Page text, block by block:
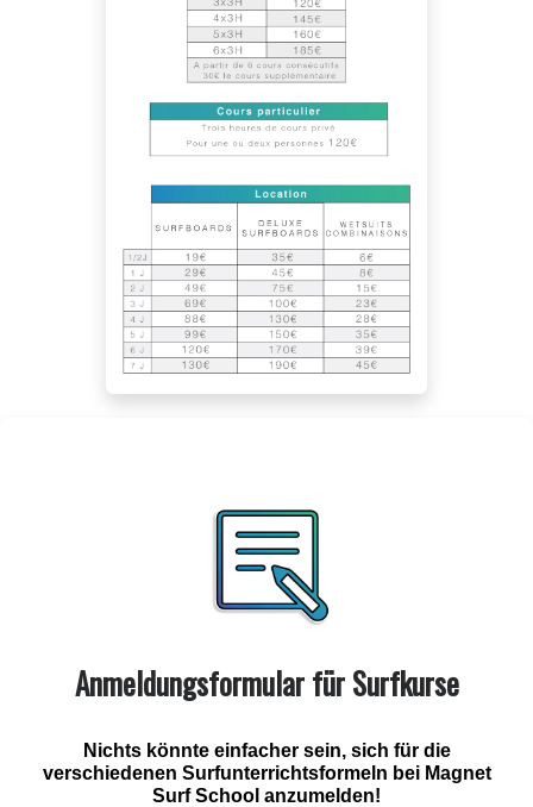
Anmeldungsformular für Surfkurse
Nichts könnte einfacher sein, sich für die
verschiedenen Surfunterrichtsformeln bei Magnet
Surf School anzumelden!